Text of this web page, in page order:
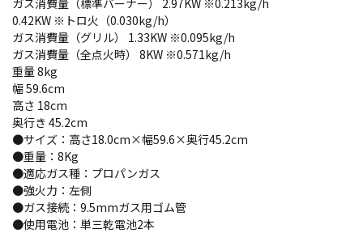
0.42KW ※トロ火（0.030kg/h）
ガス消費量（グリル） 1.33KW ※0.095kg/h
ガス消費量（全点火時） 8KW ※0.571kg/h
重量 8kg
幅 59.6cm
高さ 18cm
奥行き 45.2cm
●サイズ：高さ18.0cm×幅59.6×奥行45.2cm
●重量：8Kg
●適応ガス種：プロパンガス
●強火力：左側
●ガス接続：9.5mmガス用ゴム管
●使用電池：単三乾電池2本